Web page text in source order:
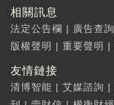
相關訊息
法定公告欄 | 廣告查詢
版權聲明 | 重要聲明 |
友情鏈接
清博智能 | 艾媒諮詢 |